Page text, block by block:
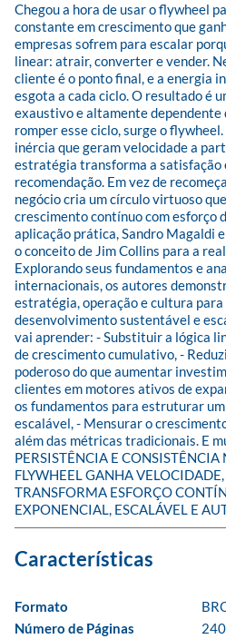
Chegou a hora de usar o flywheel
constante em crescimento que
empresas sofrem para escalar
linear: atrair, converter e vender.
cliente é o ponto final, e a energia
esgota a cada ciclo. O resultado é
exaustivo e altamente dependente
romper esse ciclo, surge o
inércia que geram velocidade a
estratégia transforma a satisfação
recomendação. Em vez de
negócio cria um círculo virtuoso
crescimento contínuo com esforço
aplicação prática, Sandro Magaldi
o conceito de Jim Collins para a
Explorando seus fundamentos e
internacionais, os autores
estratégia, operação e cultura
desenvolvimento sustentável e
vai aprender: - Substituir a lógica
de crescimento cumulativo, -
poderoso do que aumentar
clientes em motores ativos de
os fundamentos para estruturar
escalável, - Mensurar o
além das métricas tradicionais. E
PERSISTÊNCIA E
FLYWHEEL GANHA
TRANSFORMA ESFORÇO
EXPONENCIAL, ESCALÁVEL E
Formato
Número de Páginas
240